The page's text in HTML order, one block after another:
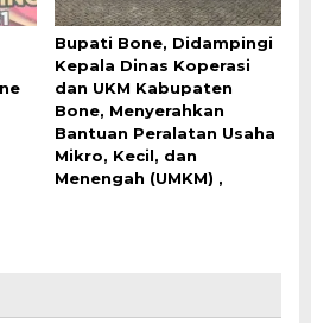
Bupati Bone, Didampingi
Kepala Dinas Koperasi
dan UKM Kabupaten
Bone, Menyerahkan
Bantuan Peralatan Usaha
Mikro, Kecil, dan
Menengah (UMKM) ,